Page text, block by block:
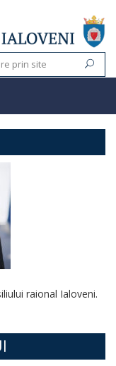
raional Ialoveni.